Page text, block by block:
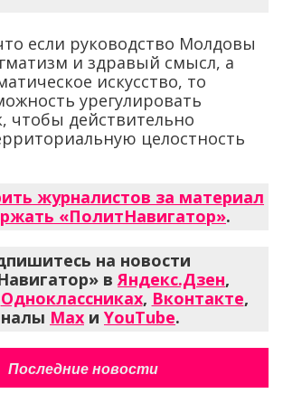
если руководство Молдовы
и здравый смысл, а
искусство, то
урегулировать
чтобы действительно
целостность
журналистов за материал
«ПолитНавигатор».
на новости
вЯндекс.Дзен,
Одноклассниках, Вконтакте,
Max и YouTube.
Последние новости